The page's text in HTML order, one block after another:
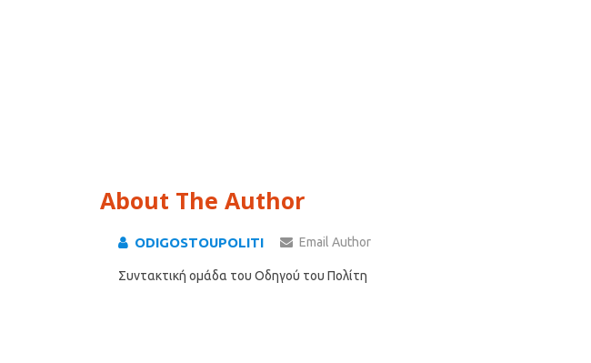
About The Author
ODIGOSTOUPOLITI Email Author
Συντακτική ομάδα του Οδηγού του Πολίτη